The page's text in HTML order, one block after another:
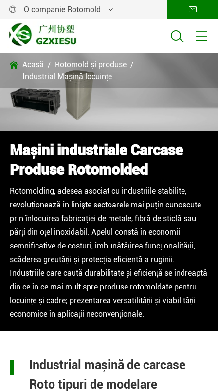
 O companie Rotomold 
 
Mașini industriale Carcase
Produse Rotomolded
Rotomolding, adesea asociat cu industriile stabilite,
revoluţionează în linişte sectoarele mai puţin cunoscute
prin înlocuirea fabricaţiei de metale, fibră de sticlă sau
părți din oțel inoxidabil. Apelul constă în economii
semnificative de costuri, îmbunătățirea funcționalității,
scăderea greutății și protecția eficientă a ruginii.
Industriile care caută durabilitate și eficiență se îndreaptă
din ce în ce mai mult spre produse rotomoldate pentru
locuințe și cadre; prezentarea versatilității și viabilității
economice în aplicații neconvenționale.
 Acasă
Rotomold și produse
Industrial Mașină locuințe
Industrial mașină de carcase
Roto tipuri de modelare